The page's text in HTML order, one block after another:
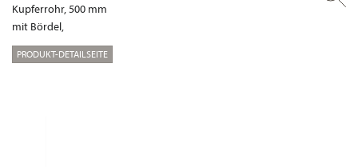
Kupferrohr, 500 mm
mit Bördel,
PRODUKT-DETAILSEITE